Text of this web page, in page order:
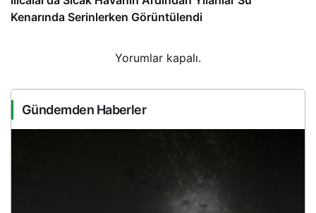
Kenarında Serinlerken Görüntülendi
Yorumlar kapalı.
Gündemden Haberler